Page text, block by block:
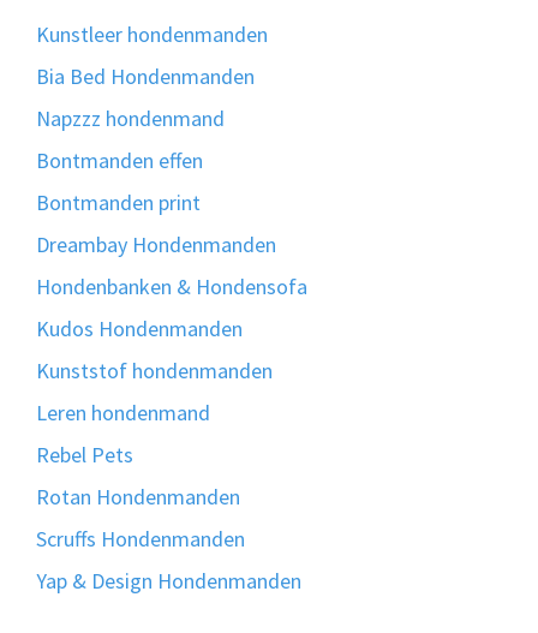
Kunstleer hondenmanden
Bia Bed Hondenmanden
Napzzz hondenmand
Bontmanden effen
Bontmanden print
Dreambay Hondenmanden
Hondenbanken & Hondensofa
Kudos Hondenmanden
Kunststof hondenmanden
Leren hondenmand
Rebel Pets
Rotan Hondenmanden
Scruffs Hondenmanden
Yap & Design Hondenmanden